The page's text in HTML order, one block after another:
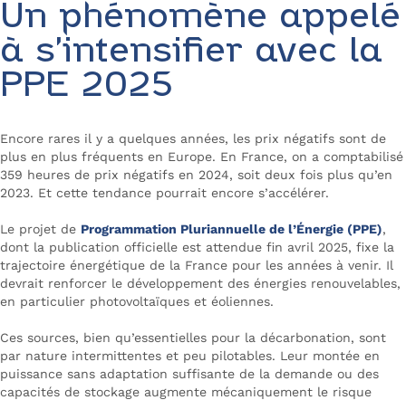
Un phénomène appelé
à s’intensifier avec la
PPE 2025
Encore rares il y a quelques années, les prix négatifs sont de
plus en plus fréquents en Europe. En France, on a comptabilisé
359 heures de prix négatifs en 2024, soit deux fois plus qu’en
2023. Et cette tendance pourrait encore s’accélérer.
Le projet de Programmation Pluriannuelle de l’Énergie (PPE),
dont la publication officielle est attendue fin avril 2025, fixe la
trajectoire énergétique de la France pour les années à venir. Il
devrait renforcer le développement des énergies renouvelables,
en particulier photovoltaïques et éoliennes.
Ces sources, bien qu’essentielles pour la décarbonation, sont
par nature intermittentes et peu pilotables. Leur montée en
puissance sans adaptation suffisante de la demande ou des
capacités de stockage augmente mécaniquement le risque